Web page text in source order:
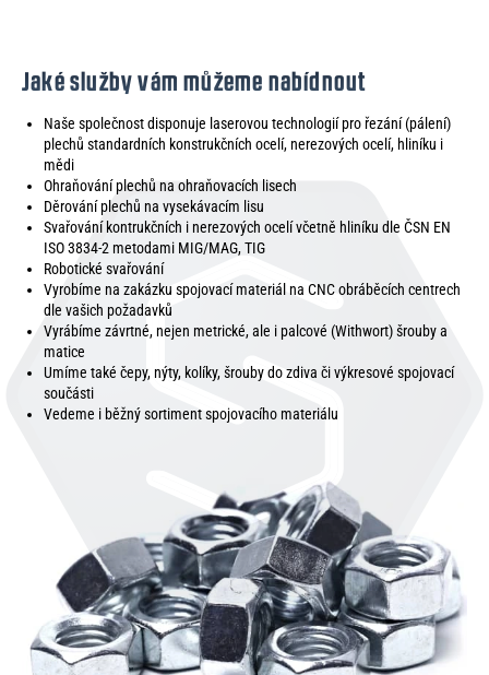
Jaké služby vám můžeme nabídnout
Naše společnost disponuje laserovou technologií pro řezání (pálení)
plechů standardních konstrukčních ocelí, nerezových ocelí, hliníku i
mědi
Ohraňování plechů na ohraňovacích lisech
Děrování plechů na vysekávacím lisu
Svařování kontrukčních i nerezových ocelí včetně hliníku dle ČSN EN
ISO 3834-2 metodami MIG/MAG, TIG
Robotické svařování
Vyrobíme na zakázku spojovací materiál na CNC obráběcích centrech
dle vašich požadavků
Vyrábíme závrtné, nejen metrické, ale i palcové (Withwort) šrouby a
matice
Umíme také čepy, nýty, kolíky, šrouby do zdiva či výkresové spojovací
součásti
Vedeme i běžný sortiment spojovacího materiálu